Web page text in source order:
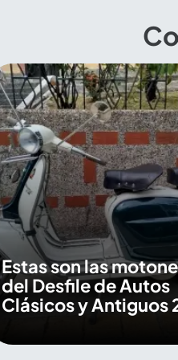
Estas son las
del Desfile de Autos
Clásicos y Antiguos